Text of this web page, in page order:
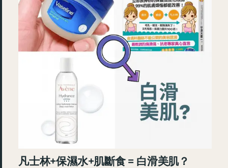
凡士林+保濕水+肌斷食 = 白滑美肌？